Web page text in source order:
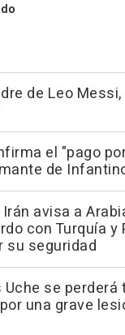
de Leo
el "pago
de
avisa a
con Turquía y
su seguridad
se perderá
una grave